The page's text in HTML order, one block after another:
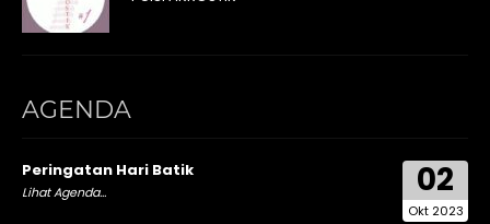
AGENDA
02
Okt 2023
Peringatan Hari Batik
Lihat Agenda...